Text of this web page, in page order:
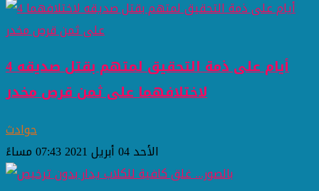
4 أيام على ذمة التحقيق لمتهم بقتل صديقه
لاختلافهما على ثمن قرص مخدر
حوادث
الأحد 04 أبريل 2021 07:43 مساءً